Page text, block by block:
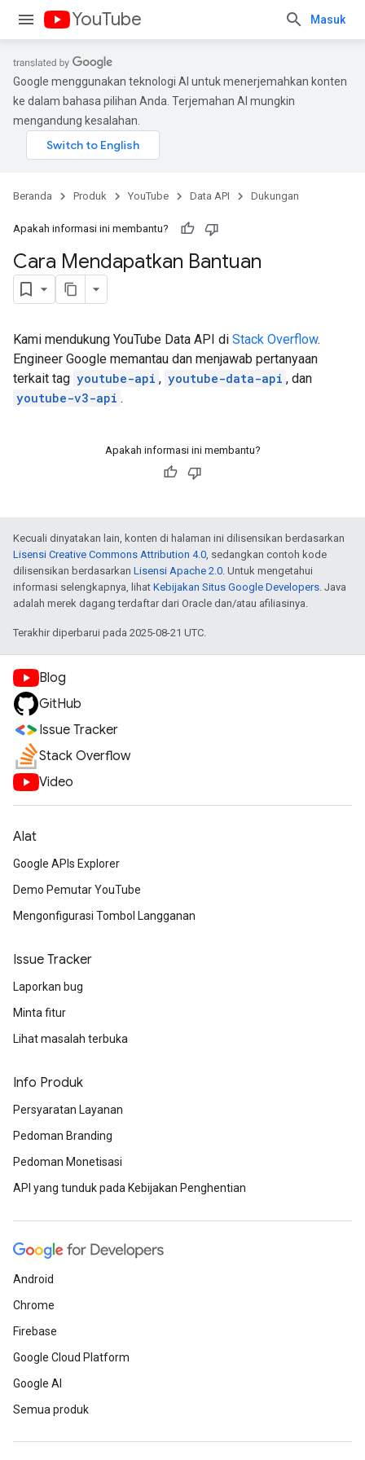
YouTube Masuk
Google menggunakan teknologi AI untuk menerjemahkan konten
ke dalam bahasa pilihan Anda. Terjemahan AI mungkin
mengandung kesalahan.
Beranda Produk YouTube Data API Dukungan
Apakah informasi ini membantu?
Cara Mendapatkan Bantuan
Kami mendukung YouTube Data API di Stack Overflow.
Engineer Google memantau dan menjawab pertanyaan
terkait tag youtube-api , youtube-data-api , dan
youtube-v3-api .
Apakah informasi ini membantu?
Kecuali dinyatakan lain, konten di halaman ini dilisensikan berdasarkan
Lisensi Creative Commons Attribution 4.0, sedangkan contoh kode
dilisensikan berdasarkan Lisensi Apache 2.0. Untuk mengetahui
informasi selengkapnya, lihat Kebijakan Situs Google Developers. Java
adalah merek dagang terdaftar dari Oracle dan/atau afiliasinya.
Terakhir diperbarui pada 2025-08-21 UTC.
Blog
GitHub
Issue Tracker
Stack Overflow
Video
Alat
Google APIs Explorer
Demo Pemutar YouTube
Mengonfigurasi Tombol Langganan
Issue Tracker
Laporkan bug
Minta fitur
Lihat masalah terbuka
Info Produk
Persyaratan Layanan
Pedoman Branding
Pedoman Monetisasi
API yang tunduk pada Kebijakan Penghentian
Android
Chrome
Firebase
Google Cloud Platform
Google AI
Semua produk